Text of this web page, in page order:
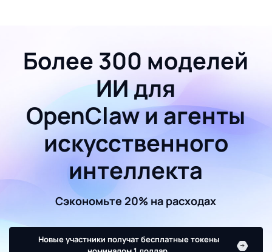
Более 300 моделей
ИИ для
OpenClaw и агенты
искусственного
интеллекта
Сэкономьте 20% на расходах
Новые участники получат бесплатные токены